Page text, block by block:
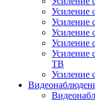
Усиление
Усиление
Усиление
Усиление
Усиление
ТВ
Усиление